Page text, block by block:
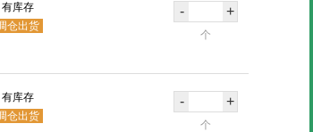
有库存
仓出货
- +
个
有库存
仓出货
- +
个